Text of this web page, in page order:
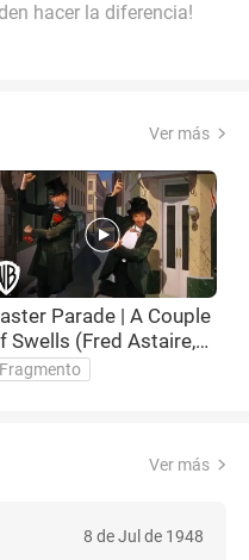
hacer la diferencia!
Ver más
Parade | A Couple
Swells (Fred Astaire,
Garland) | Warner
Fragmento
Ver más
8 de Jul de 1948